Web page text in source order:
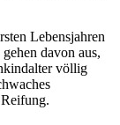
Lebensjahren
davon aus,
völlig